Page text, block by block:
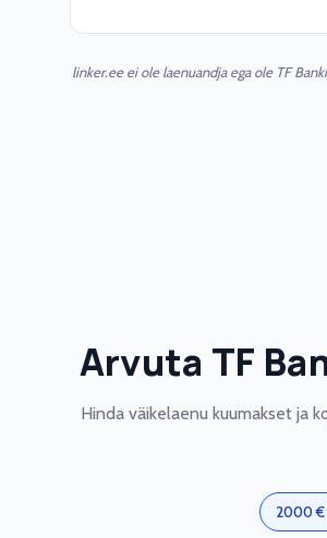
linker.ee ei ole laenuandja ega ole TF
Arvuta TF
Hinda väikelaenu kuumakset ja
2000 €